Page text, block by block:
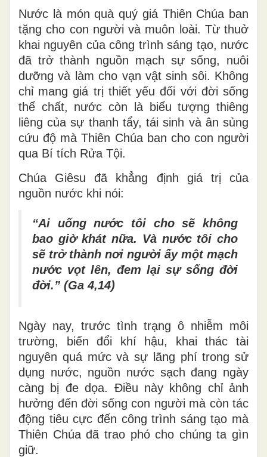
Nước là món quà quý giá Thiên Chúa ban
tặng cho con người và muôn loài. Từ thuở
khai nguyên của công trình sáng tạo, nước
đã trở thành nguồn mạch sự sống, nuôi
dưỡng và làm cho vạn vật sinh sôi. Không
chỉ mang giá trị thiết yếu đối với đời sống
thể chất, nước còn là biểu tượng thiêng
liêng của sự thanh tẩy, tái sinh và ân sủng
cứu độ mà Thiên Chúa ban cho con người
qua Bí tích Rửa Tội.
Chúa Giêsu đã khẳng định giá trị của
nguồn nước khi nói:
“Ai uống nước tôi cho sẽ không
bao giờ khát nữa. Và nước tôi cho
sẽ trở thành nơi người ấy một mạch
nước vọt lên, đem lại sự sống đời
đời.” (Ga 4,14)
Ngày nay, trước tình trạng ô nhiễm môi
trường, biến đổi khí hậu, khai thác tài
nguyên quá mức và sự lãng phí trong sử
dụng nước, nguồn nước sạch đang ngày
càng bị đe dọa. Điều này không chỉ ảnh
hưởng đến đời sống con người mà còn tác
động tiêu cực đến công trình sáng tạo mà
Thiên Chúa đã trao phó cho chúng ta gìn
giữ.